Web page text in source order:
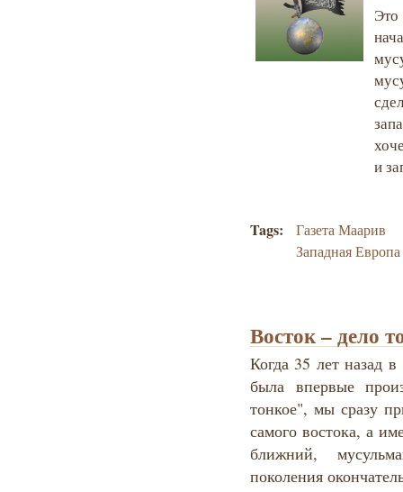
и
Tags:
Газета Маарив
Западная Европа
Восток – дело
Когда 35 лет назад
была впервые
тонкое", мы сразу
самого востока, а
ближний,
поколения